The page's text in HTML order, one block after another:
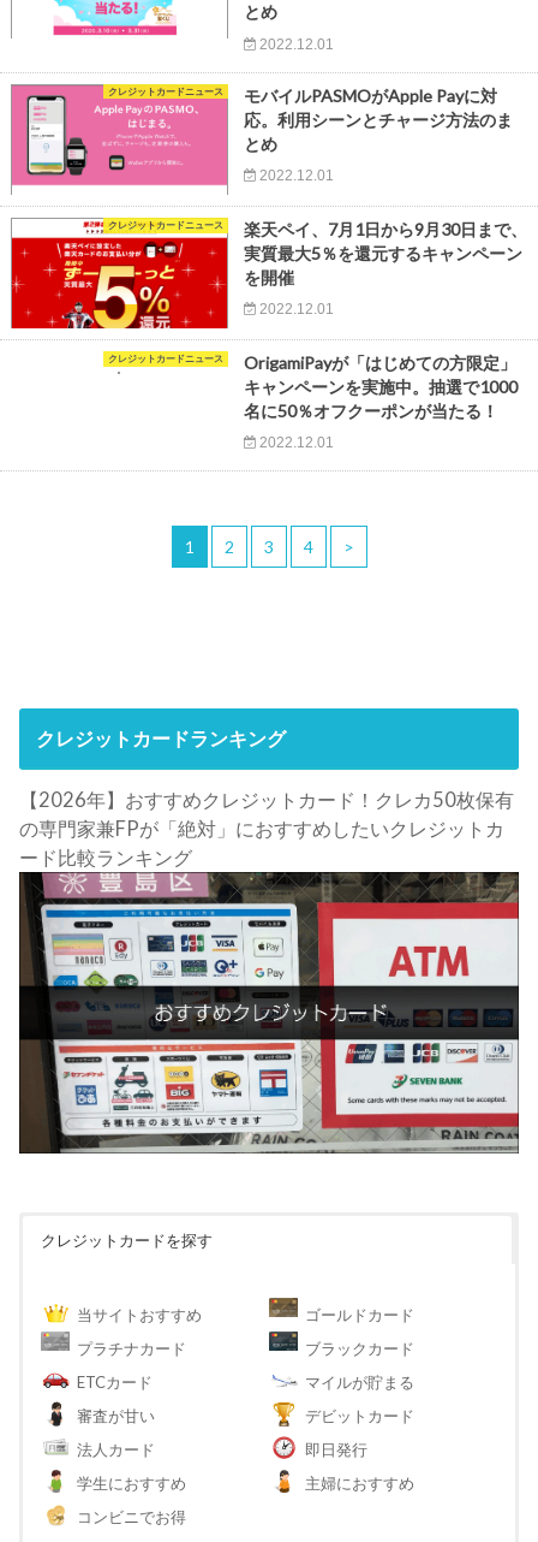
とめ
2022.12.01
クレジットカードニュース
モバイルPASMOがApple Payに対
応。利用シーンとチャージ方法のま
とめ
2022.12.01
クレジットカードニュース
楽天ペイ、7月1日から9月30日まで、
実質最大5％を還元するキャンペーン
を開催
2022.12.01
クレジットカードニュース
OrigamiPayが「はじめての方限定」
キャンペーンを実施中。抽選で1000
名に50％オフクーポンが当たる！
2022.12.01
1 2 3 4 >
クレジットカードランキング
【2026年】おすすめクレジットカード！クレカ50枚保有
の専門家兼FPが「絶対」におすすめしたいクレジットカ
ード比較ランキング
クレジットカードを探す
当サイトおすすめ
ゴールドカード
プラチナカード
ブラックカード
ETCカード
マイルが貯まる
審査が甘い
デビットカード
法人カード
即日発行
学生におすすめ
主婦におすすめ
コンビニでお得